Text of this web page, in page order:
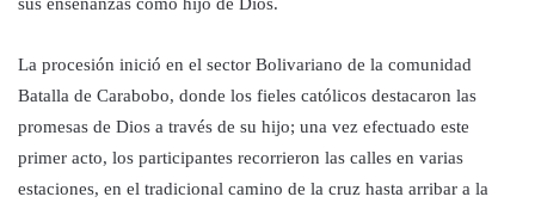
La procesión inició en el sector Bolivariano de la comunidad
Batalla de Carabobo, donde los fieles católicos destacaron las
promesas de Dios a través de su hijo; una vez efectuado este
primer acto, los participantes recorrieron las calles en varias
estaciones, en el tradicional camino de la cruz hasta arribar a la